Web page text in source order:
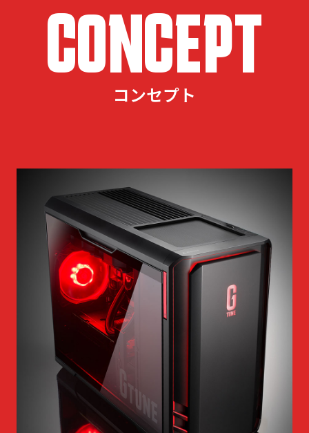
CONCEPT
コンセプト